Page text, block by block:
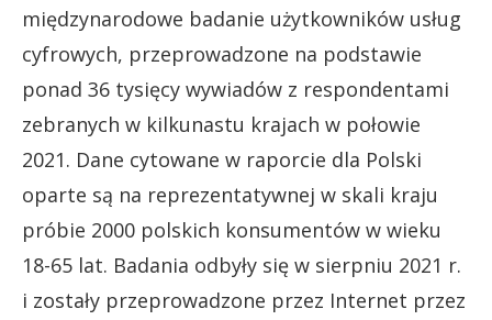
międzynarodowe badanie użytkowników usług
cyfrowych, przeprowadzone na podstawie
ponad 36 tysięcy wywiadów z respondentami
zebranych w kilkunastu krajach w połowie
2021. Dane cytowane w raporcie dla Polski
oparte są na reprezentatywnej w skali kraju
próbie 2000 polskich konsumentów w wieku
18-65 lat. Badania odbyły się w sierpniu 2021 r.
i zostały przeprowadzone przez Internet przez